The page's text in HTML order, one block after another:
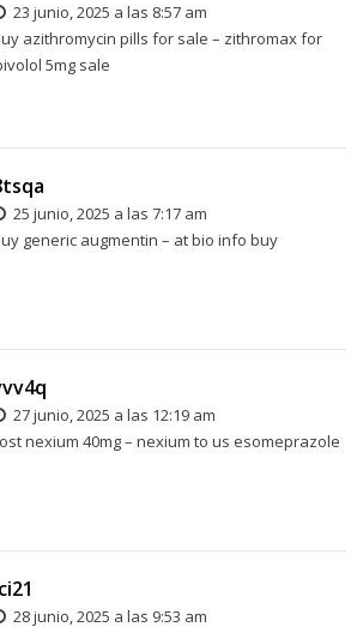
23 junio, 2025 a las 8:57 am
azithromycin pills for sale – zithromax for
5mg sale
25 junio, 2025 a las 7:17 am
generic augmentin – at bio info buy
27 junio, 2025 a las 12:19 am
nexium 40mg – nexium to us esomeprazole
28 junio, 2025 a las 9:53 am